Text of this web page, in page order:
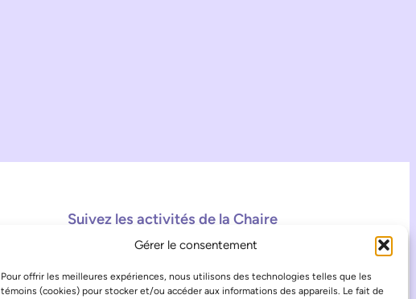
Gérer le consentement
Pour offrir les meilleures expériences, nous utilisons des technologies telles que les
témoins (cookies) pour stocker et/ou accéder aux informations des appareils. Le fait de
Suivez les activités de la Chaire
Facebook InstagramTikTok